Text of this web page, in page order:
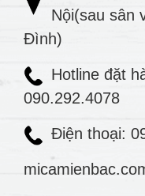
Nội(sau sân
Đình)
Hotline đặt
090.292.4078
Điện thoại: